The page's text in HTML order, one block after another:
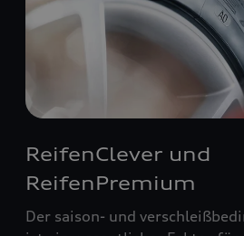
ReifenClever und
ReifenPremium
Der saison- und